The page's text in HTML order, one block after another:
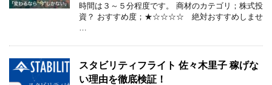
時間は３～５分程度です。 商材のカテゴリ；株式投
資？ おすすめ度；★☆☆☆☆ 絶対おすすめしませ
スタビリティフライト 佐々木里子 稼げな
い理由を徹底検証！